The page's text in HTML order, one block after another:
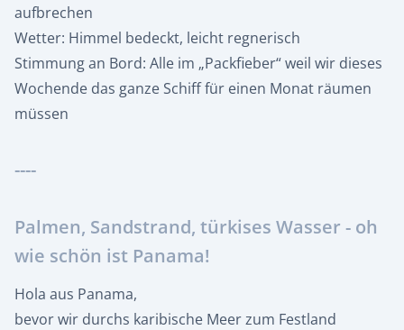
aufbrechen
Wetter: Himmel bedeckt, leicht regnerisch
Stimmung an Bord: Alle im „Packfieber“ weil wir dieses
Wochende das ganze Schiff für einen Monat räumen
müssen
----
Palmen, Sandstrand, türkises Wasser - oh
wie schön ist Panama!
Hola aus Panama,
bevor wir durchs karibische Meer zum Festland